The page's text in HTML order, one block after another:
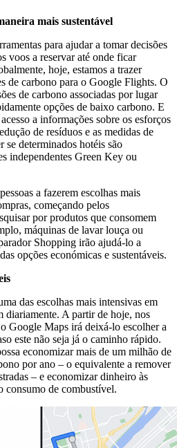
mais sustentável
para ajudar a tomar decisões
voos a reservar até onde ficar
hoje, estamos a trazer
de carbono para o Google Flights. O
de carbono associadas por lugar
opções de baixo carbono. E
a informações sobre os esforços
de resíduos e as medidas de
se determinados hotéis são
independentes Green Key ou
a fazerem escolhas mais
começando pelos
por produtos que consomem
máquinas de lavar louça ou
Shopping irão ajudá-lo a
opções económicas e sustentáveis.
das escolhas mais intensivas em
diariamente. A partir de hoje, nos
Google Maps irá deixá-lo escolher a
este não seja já o caminho rápido.
economizar mais de um milhão de
por ano – o equivalente a remover
– e economizar dinheiro às
consumo de combustível.